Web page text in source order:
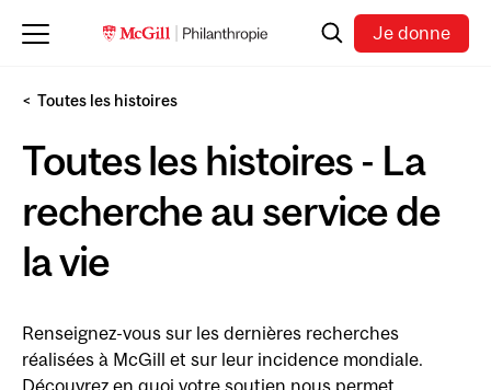
RechercheJe donne
Toutes les histoires
Toutes les histoires - La
recherche au service de
la vie
Renseignez-vous sur les dernières recherches
réalisées à McGill et sur leur incidence mondiale.
Découvrez en quoi votre soutien nous permet